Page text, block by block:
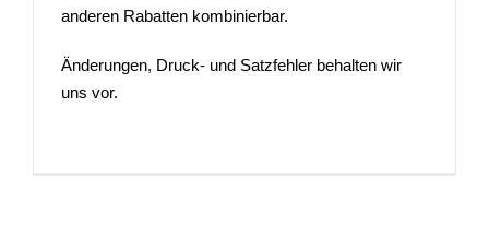
anderen Rabatten kombinierbar.
Änderungen, Druck- und Satzfehler behalten wir
uns vor.